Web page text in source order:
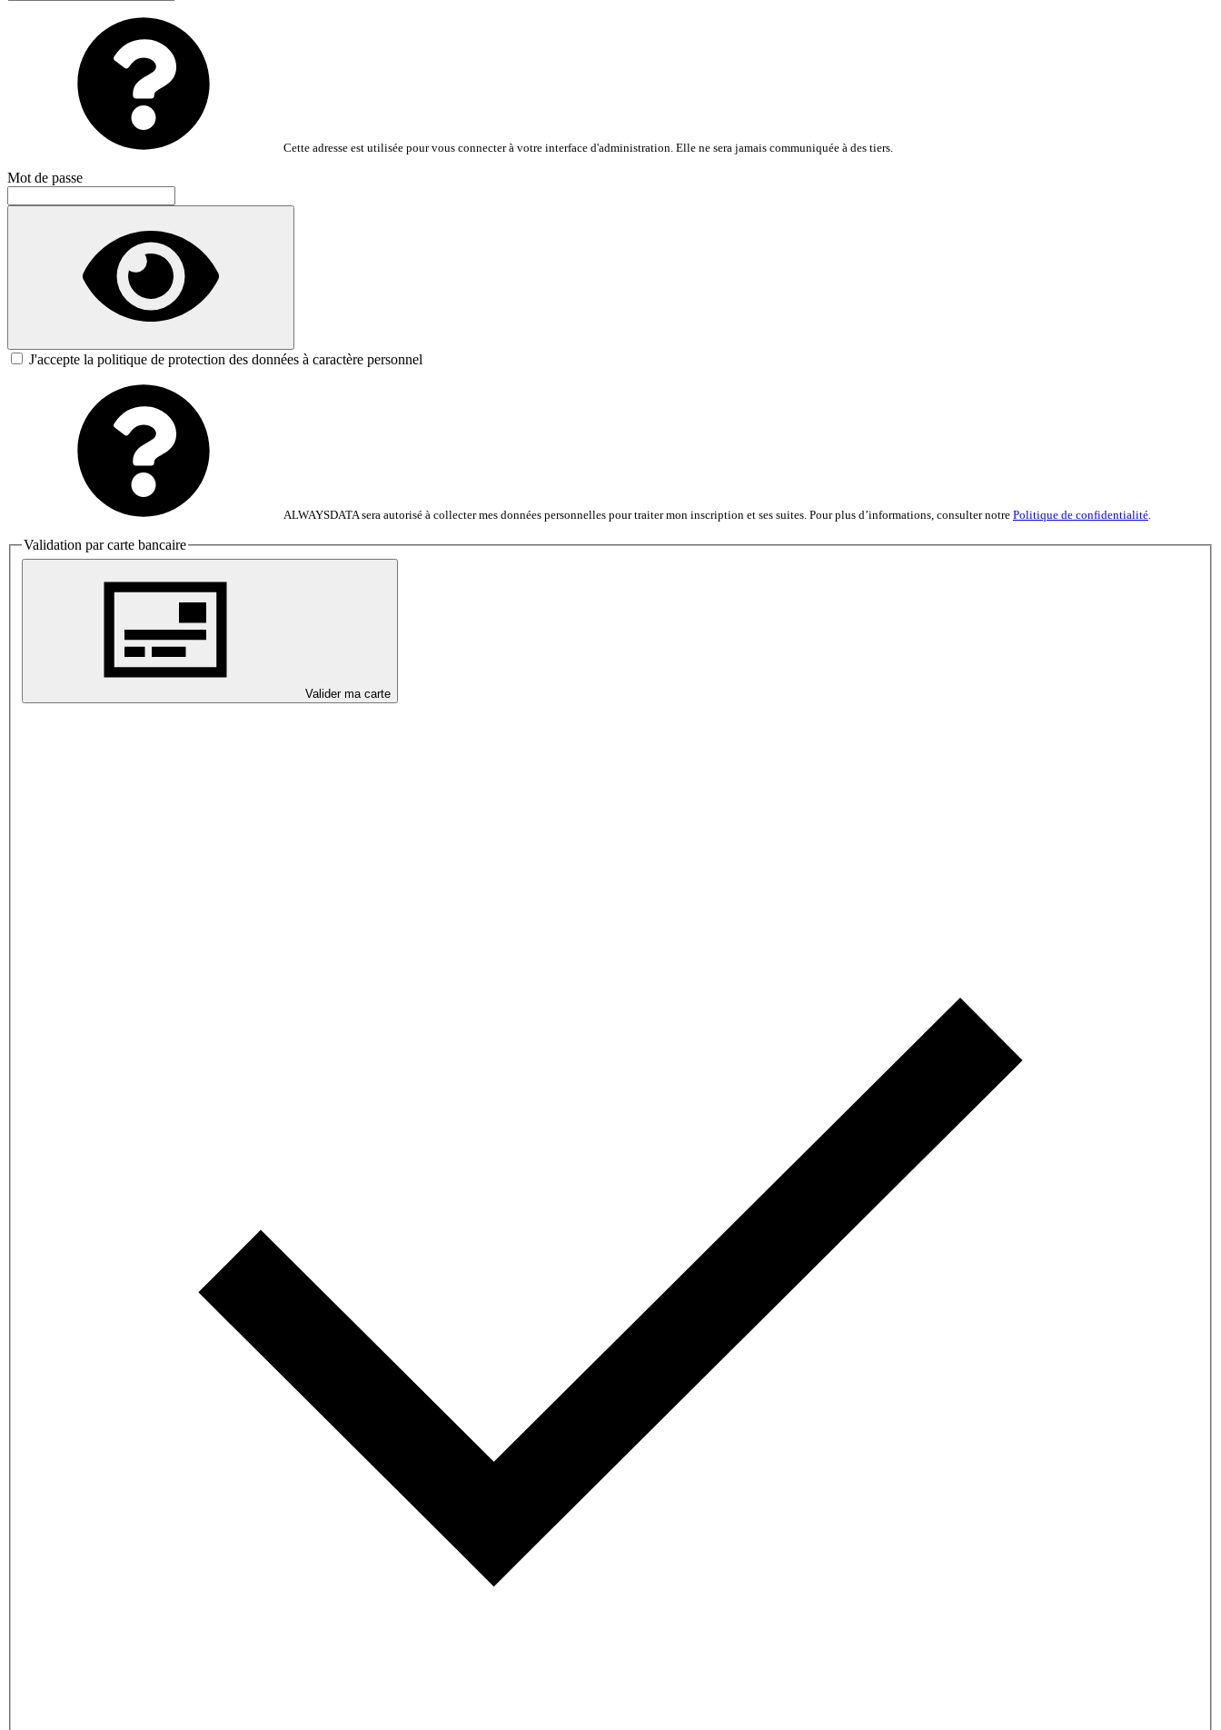
Cette adresse est utilisée pour vous connecter à votre interface d'administration. Elle ne sera jamais communiquée à des tiers.
Mot de passe
J'accepte la politique de protection des données à caractère personnel
ALWAYSDATA sera autorisé à collecter mes données personnelles pour traiter mon inscription et ses suites. Pour plus d’informations, consulter notre Politique de confidentialité.
Validation par carte bancaire
Valider ma carte